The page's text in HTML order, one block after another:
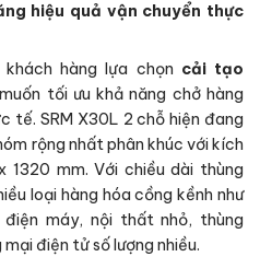
hiệu quả vận chuyển thực
hàng lựa chọn cải tạo
tối ưu khả năng chở hàng
tế. SRM X30L 2 chỗ hiện đang
rộng nhất phân khúc với kích
mm. Với chiều dài thùng
loại hàng hóa cồng kềnh như
máy, nội thất nhỏ, thùng
điện tử số lượng nhiều.